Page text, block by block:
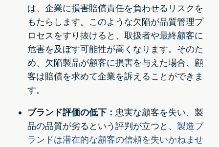
は、企業に損害賠償責任を負わせるリスクを
もたらします。このような欠陥が品質管理プ
ロセスをすり抜けると、取扱者や最終顧客に
危害を及ぼす可能性が高くなります。そのた
め、欠陥製品が顧客に損害を与えた場合、顧
客は賠償を求めて企業を訴えることができま
す。
ブランド評価の低下： 忠実な顧客を失い、製
品の品質が劣るという評判が立つと、 製造ブ
ランドは潜在的な顧客の信頼を失いかねませ